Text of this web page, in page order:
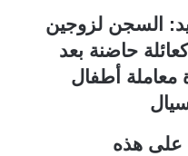
السجن لزوجين
حاضنة بعد
معاملة أطفال
على هذه